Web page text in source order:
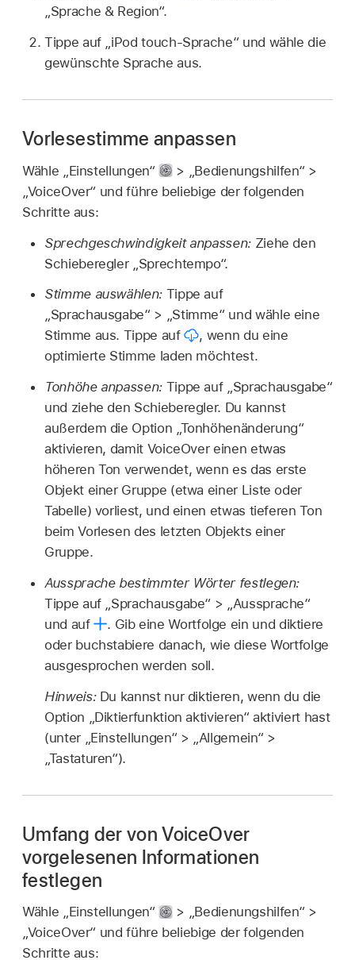
„Sprache & Region“.
Tippe auf „iPod touch-Sprache“ und wähle die
gewünschte Sprache aus.
Vorlesestimme anpassen
Wähle „Einstellungen“
> „Bedienungshilfen“ >
„VoiceOver“ und führe beliebige der folgenden
Schritte aus:
Sprechgeschwindigkeit anpassen:Ziehe den
Schieberegler „Sprechtempo“.
Stimme auswählen:Tippe auf
„Sprachausgabe“ > „Stimme“ und wähle eine
Stimme aus. Tippe auf
, wenn du eine
optimierte Stimme laden möchtest.
Tonhöhe anpassen:Tippe auf „Sprachausgabe“
und ziehe den Schieberegler. Du kannst
außerdem die Option „Tonhöhenänderung“
aktivieren, damit VoiceOver einen etwas
höheren Ton verwendet, wenn es das erste
Objekt einer Gruppe (etwa einer Liste oder
Tabelle) vorliest, und einen etwas tieferen Ton
beim Vorlesen des letzten Objekts einer
Gruppe.
Aussprache bestimmter Wörter festlegen:
Tippe auf „Sprachausgabe“ > „Aussprache“
und auf
. Gib eine Wortfolge ein und diktiere
oder buchstabiere danach, wie diese Wortfolge
ausgesprochen werden soll.
Hinweis: Du kannst nur diktieren, wenn du die
Option „Diktierfunktion aktivieren“ aktiviert hast
(unter „Einstellungen“ > „Allgemein“ >
„Tastaturen“).
Umfang der von VoiceOver
vorgelesenen Informationen
festlegen
Wähle „Einstellungen“
> „Bedienungshilfen“ >
„VoiceOver“ und führe beliebige der folgenden
Schritte aus: